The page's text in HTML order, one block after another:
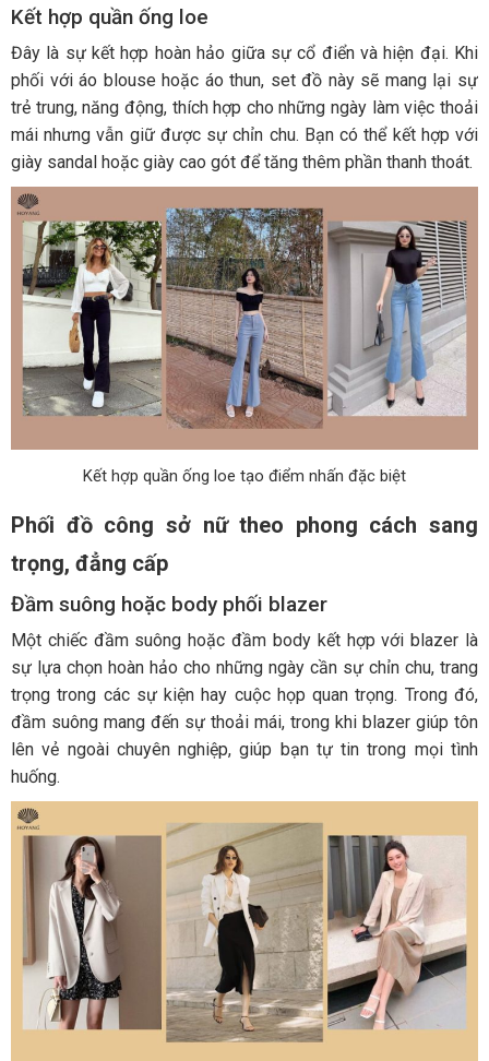
Kết hợp quần ống loe
Đây là sự kết hợp hoàn hảo giữa sự cổ điển và hiện đại. Khi
phối với áo blouse hoặc áo thun, set đồ này sẽ mang lại sự
trẻ trung, năng động, thích hợp cho những ngày làm việc thoải
mái nhưng vẫn giữ được sự chỉn chu. Bạn có thể kết hợp với
giày sandal hoặc giày cao gót để tăng thêm phần thanh thoát.
Kết hợp quần ống loe tạo điểm nhấn đặc biệt
Phối đồ công sở nữ theo phong cách sang
trọng, đẳng cấp
Đầm suông hoặc body phối blazer
Một chiếc đầm suông hoặc đầm body kết hợp với blazer là
sự lựa chọn hoàn hảo cho những ngày cần sự chỉn chu, trang
trọng trong các sự kiện hay cuộc họp quan trọng. Trong đó,
đầm suông mang đến sự thoải mái, trong khi blazer giúp tôn
lên vẻ ngoài chuyên nghiệp, giúp bạn tự tin trong mọi tình
huống.